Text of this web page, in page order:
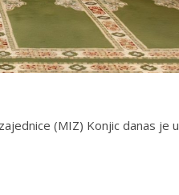
(MIZ) Konjic danas je u